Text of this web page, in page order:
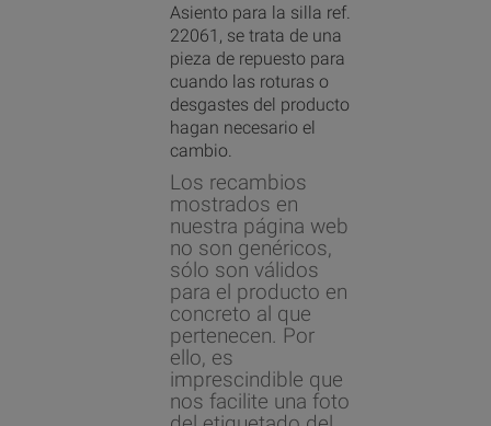
Asiento para la silla ref.
22061, se trata de una
pieza de repuesto para
cuando las roturas o
desgastes del producto
hagan necesario el
cambio.
Los recambios
mostrados en
nuestra página web
no son genéricos,
sólo son válidos
para el producto en
concreto al que
pertenecen. Por
ello, es
imprescindible que
nos facilite una foto